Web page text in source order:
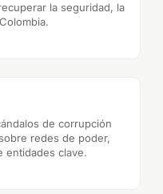
la seguridad, la
de corrupción
redes de poder,
entidades clave.